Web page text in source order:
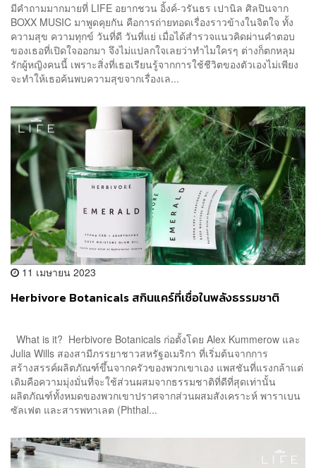
มีคำถามมากมายที่ LIFE อยากชวน อิ้งค์-วรันธร เปานิล ศิลปินจาก
BOXX MUSIC มาพูดคุยกัน คือการถ่ายทอดเรื่องราวข้างในจิตใจ ทั้ง
ความสุข ความทุกข์ วันที่ดี วันที่แย่ เมื่อได้สำรวจแนวคิดผ่านคำตอบ
ของเธอที่เปิดใจออกมา จึงไม่แปลกใจเลยว่าทำไมใครๆ ต่างก็ตกหลุม
รักผู้หญิงคนนี้ เพราะสิ่งที่เธอเรียนรู้จากการใช้ชีวิตของตัวเองไม่เพียง
จะทำให้เธอค้นพบความสุขจากเรื่องเล...
11 เมษายน 2023
Herbivore Botanicals สกินแคร์ที่เชื่อในพลังธรรมชาติ
What is it? Herbivore Botanicals ก่อตั้งโดย Alex Kummerow และ
Julia Wills สองสามีภรรยาชาวสหรัฐอเมริกา ที่เริ่มต้นจากการ
สร้างสรรค์ผลิตภัณฑ์ขึ้นจากครัวของพวกเขาเอง แพสชันที่แรงกล้าแต่
เดิมคือความมุ่งมั่นที่จะใช้ส่วนผสมจากธรรมชาติที่ดีที่สุดเท่านั้น
ผลิตภัณฑ์ทั้งหมดของพวกเขาปราศจากส่วนผสมสังเคราะห์ พาราเบน
ซัลเฟต และสารพทาเลต (Phthal...